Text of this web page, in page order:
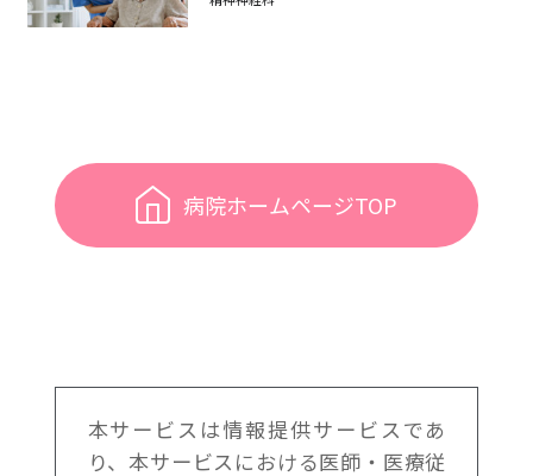
病院ホームページTOP
本サービスは情報提供サービスであ
り、本サービスにおける医師・医療従